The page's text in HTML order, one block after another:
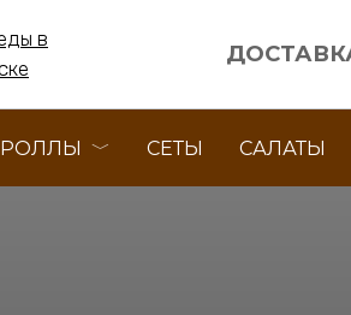
РОЛЛЫ СЕТЫ САЛАТЫ